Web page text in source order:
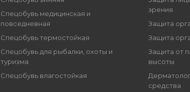
Спецобувь медицинская и
повседневная
Спецобувь термостойкая
Спецобувь для рыбалки, охоты и
туризма
Спецобувь влагостойкая
зрения
Защита
Защита
Защита от
высоты
средства